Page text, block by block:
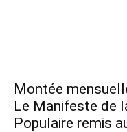
Montée
Le Manifeste de
Populaire remis